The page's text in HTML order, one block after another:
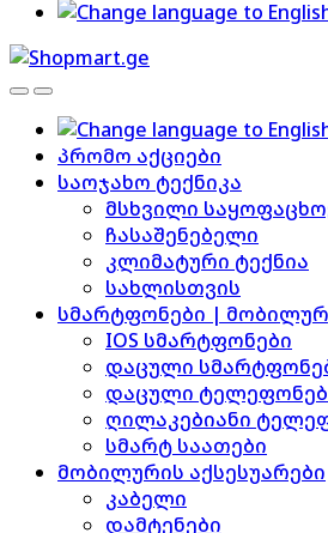
პრომო აქციები
საოჯახო ტექნიკა
მსხვილი
ჩასაშენებელი
კლიმატური ტექნია
სახლისთვის
სმარტფონები |
IOS სმარტფონები
დაცული
დაცული
ღილაკებიანი
სმარტ საათები
მობილურის აქსესუარები
კაბელი
დამტენები